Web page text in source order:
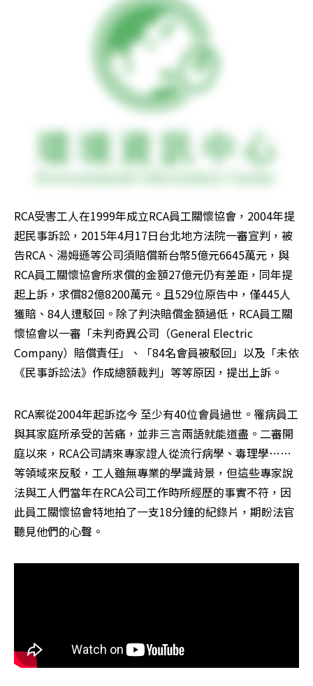
RCA受害工人在1999年成立RCA員工關懷協會，2004年提
起民事訴訟，2015年4月17日台北地方法院一審宣判，被
告RCA、湯姆遜等公司須賠償新台幣5億元6645萬元，與
RCA員工關懷協會所求償的金額27億元仍有差距，同年提
起上訴，求償82億8200萬元。且529位原告中，僅445人
獲賠、84人遭駁回。除了判決賠償金額過低，RCA員工關
懷協會以一審「未判奇異公司（General Electric
Company）賠償責任」、「84名會員被駁回」以及「未依
《民事訴訟法》作成總額裁判」等等原因，提出上訴。
RCA案從2004年起訴迄今 至少有40位會員過世。罹病員工
與其家庭所承受的苦痛，並非三言兩語就能道盡。二審開
庭以來，RCA公司請來專家證人從流行病學、毒理學……
等領域來反駁，工人雖無專業的學識背景，但這些專家說
法與工人們當年在RCA公司工作時所經歷的事實不符，因
此員工關懷協會特地拍了一支18分鐘的紀錄片，期盼法官
聽見他們的心聲。